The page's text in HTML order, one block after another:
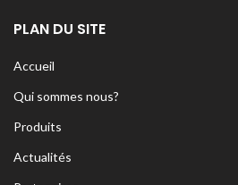
PLAN DU SITE
Accueil
Qui sommes nous?
Produits
Actualités